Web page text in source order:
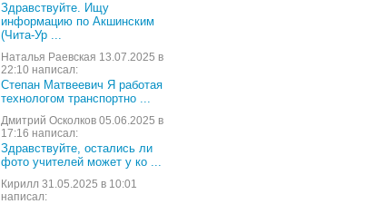
Здравствуйте. Ищу
информацию по Акшинским
(Чита-Ур ...
Наталья Раевская 13.07.2025 в
22:10 написал:
Степан Матвеевич Я работая
технологом транспортно ...
Дмитрий Осколков 05.06.2025 в
17:16 написал:
Здравствуйте, остались ли
фото учителей может у ко ...
Кирилл 31.05.2025 в 10:01
написал: